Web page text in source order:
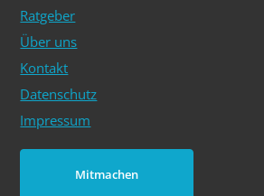
Ratgeber
Über uns
Kontakt
Datenschutz
Impressum
Mitmachen